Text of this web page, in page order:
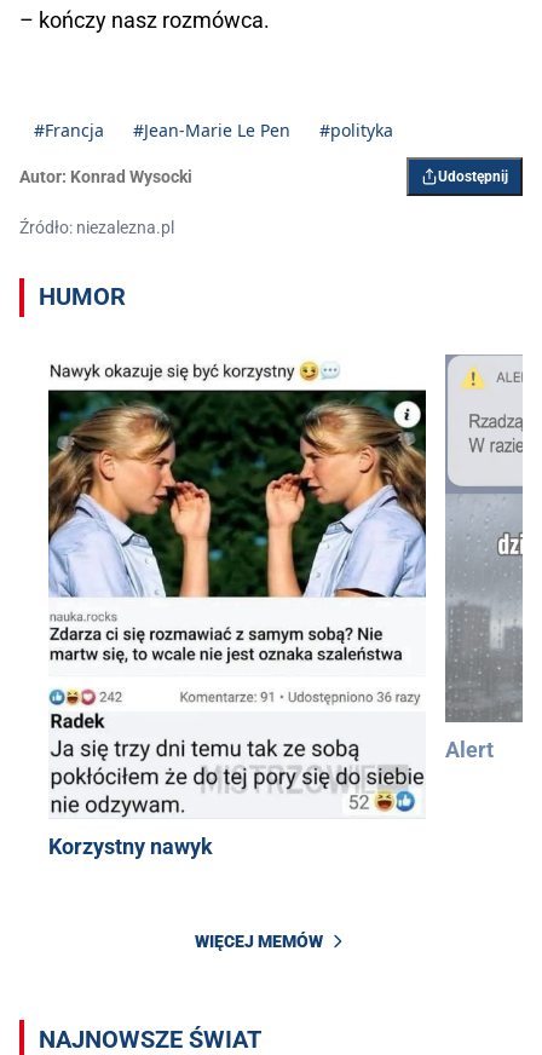
– kończy nasz rozmówca.
#Francja #Jean-Marie Le Pen #polityka
Autor: Konrad Wysocki Udostępnij
Źródło: niezalezna.pl
HUMOR
Korzystny nawyk
Alert
WIĘCEJ MEMÓW
NAJNOWSZE ŚWIAT